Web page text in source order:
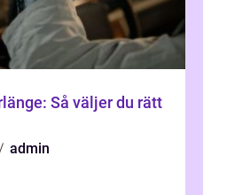
Så väljer du rätt
admin